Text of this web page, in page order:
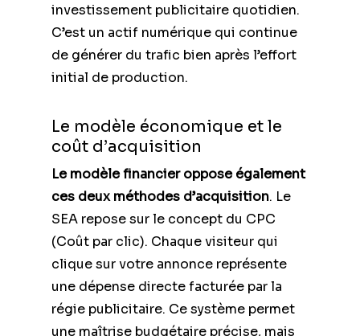
investissement publicitaire quotidien.
C’est un actif numérique qui continue
de générer du trafic bien après l’effort
initial de production.
Le modèle économique et le
coût d’acquisition
Le modèle financier oppose également
ces deux méthodes d’acquisition. Le
SEA repose sur le concept du CPC
(Coût par clic). Chaque visiteur qui
clique sur votre annonce représente
une dépense directe facturée par la
régie publicitaire. Ce système permet
une maîtrise budgétaire précise, mais